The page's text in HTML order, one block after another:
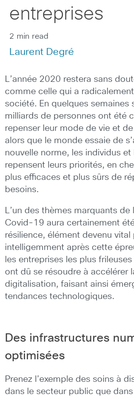
entreprises
2 min read
Laurent Degré
L’année 2020 restera sans
comme celle qui a
société. En quelques semaines
milliards de personnes ont été
repenser leur mode de vie et
alors que le monde essaie de
nouvelle norme, les individus
repensent leurs priorités, en
plus efficaces et plus sûrs de
besoins.
L’un des thèmes marquants de
Covid-19 aura certainement
résilience, élément devenu
intelligemment après cette
les entreprises les plus
ont dû se résoudre à accélérer
digitalisation, faisant ainsi
tendances technologiques.
Des infrastructures
optimisées
Prenez l’exemple des soins à
dans le secteur public que